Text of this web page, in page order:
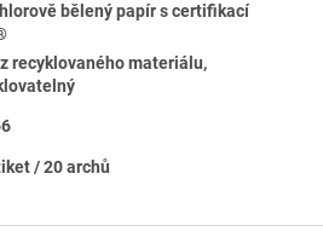
bělený papír s certifikací
recyklovaného materiálu,
/ 20 archů